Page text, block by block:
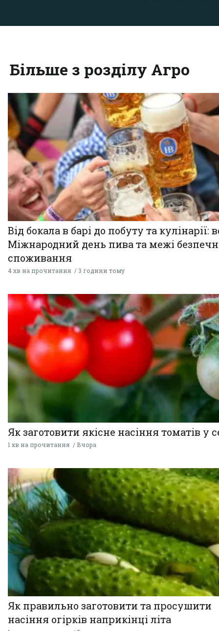
Більше з розділу Агро
Від бокала в барі до побуту та кулінарії:
Міжнародний день пива та межі
споживання
4 хв на прочитання 3 години тому
Як заготовити якісне насіння томатів у
1 хв на прочитання Вчора
Як правильно заготовити та просушити
насіння огірків наприкінці літа